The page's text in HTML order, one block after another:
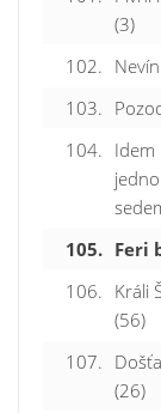
(3)
102.
103.
104. Idem
105. Feri
106. Králi
(56)
107.
(26)